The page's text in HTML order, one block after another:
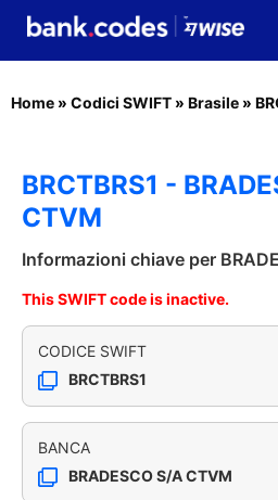
Home » Codici SWIFT » Brasile »
BRCTBRS1 -
CTVM
Informazioni chiave per
This SWIFT code is inactive.
CODICE SWIFT
BRCTBRS1
BANCA
BRADESCO S/A CTVM